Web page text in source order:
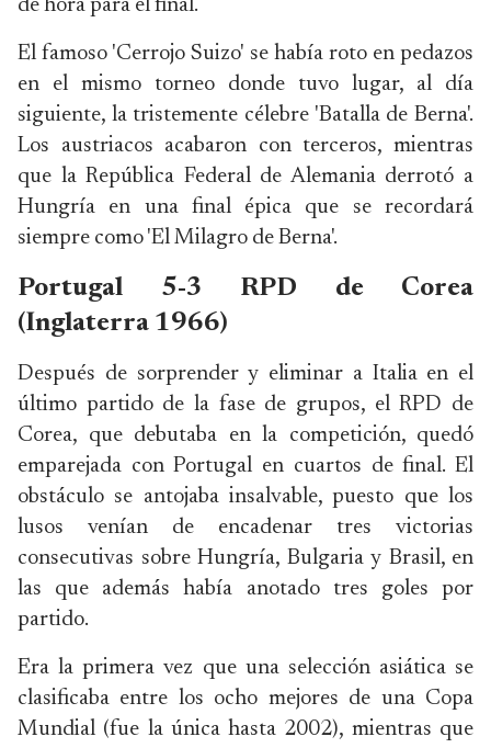
de hora para el final.
El famoso 'Cerrojo Suizo' se había roto en pedazos
en el mismo torneo donde tuvo lugar, al día
siguiente, la tristemente célebre 'Batalla de Berna'.
Los austriacos acabaron con terceros, mientras
que la República Federal de Alemania derrotó a
Hungría en una final épica que se recordará
siempre como 'El Milagro de Berna'.
Portugal 5-3 RPD de Corea
(Inglaterra 1966)
Después de sorprender y eliminar a Italia en el
último partido de la fase de grupos, el RPD de
Corea, que debutaba en la competición, quedó
emparejada con Portugal en cuartos de final. El
obstáculo se antojaba insalvable, puesto que los
lusos venían de encadenar tres victorias
consecutivas sobre Hungría, Bulgaria y Brasil, en
las que además había anotado tres goles por
partido.
Era la primera vez que una selección asiática se
clasificaba entre los ocho mejores de una Copa
Mundial (fue la única hasta 2002), mientras que